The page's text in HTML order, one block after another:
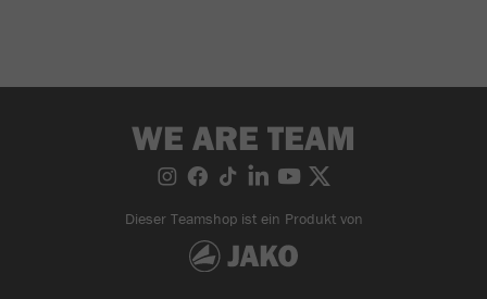
WE ARE TEAM
Dieser Teamshop ist ein Produkt von